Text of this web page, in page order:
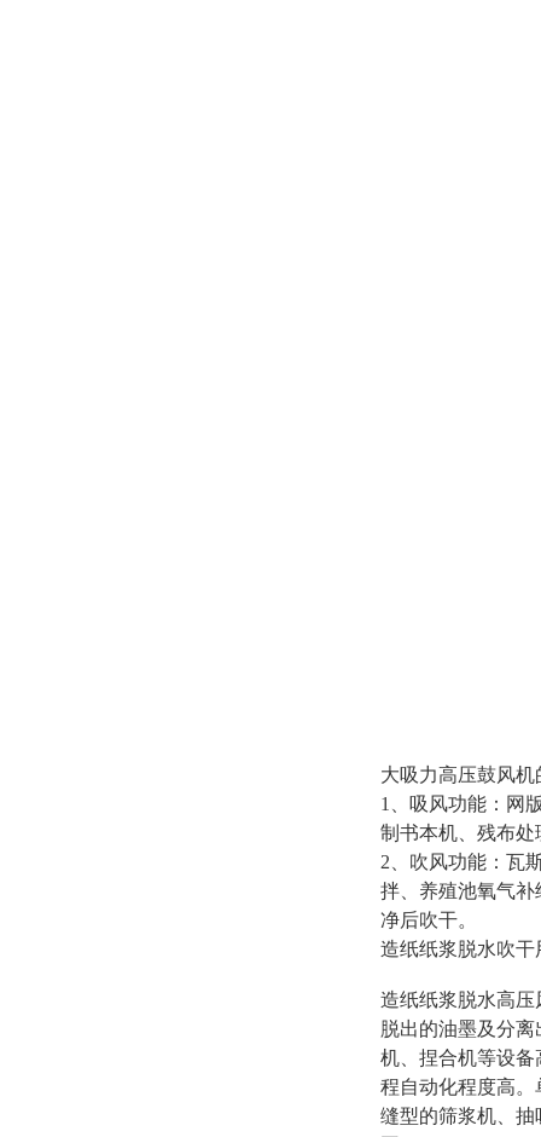
大吸力高压鼓风机
1、吸风功能：网
制书本机、残布
2、吹风功能：瓦
拌、养殖池氧气
净后吹干。
造纸纸浆脱水吹
造纸纸浆脱水高压
脱出的油墨及分
机、捏合机等设
程自动化程度高
缝型的筛浆机、